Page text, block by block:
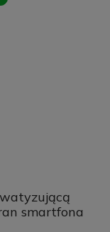
smartfona